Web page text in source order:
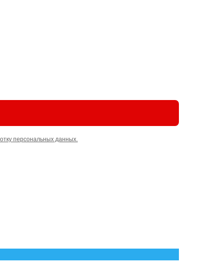
персональных данных.